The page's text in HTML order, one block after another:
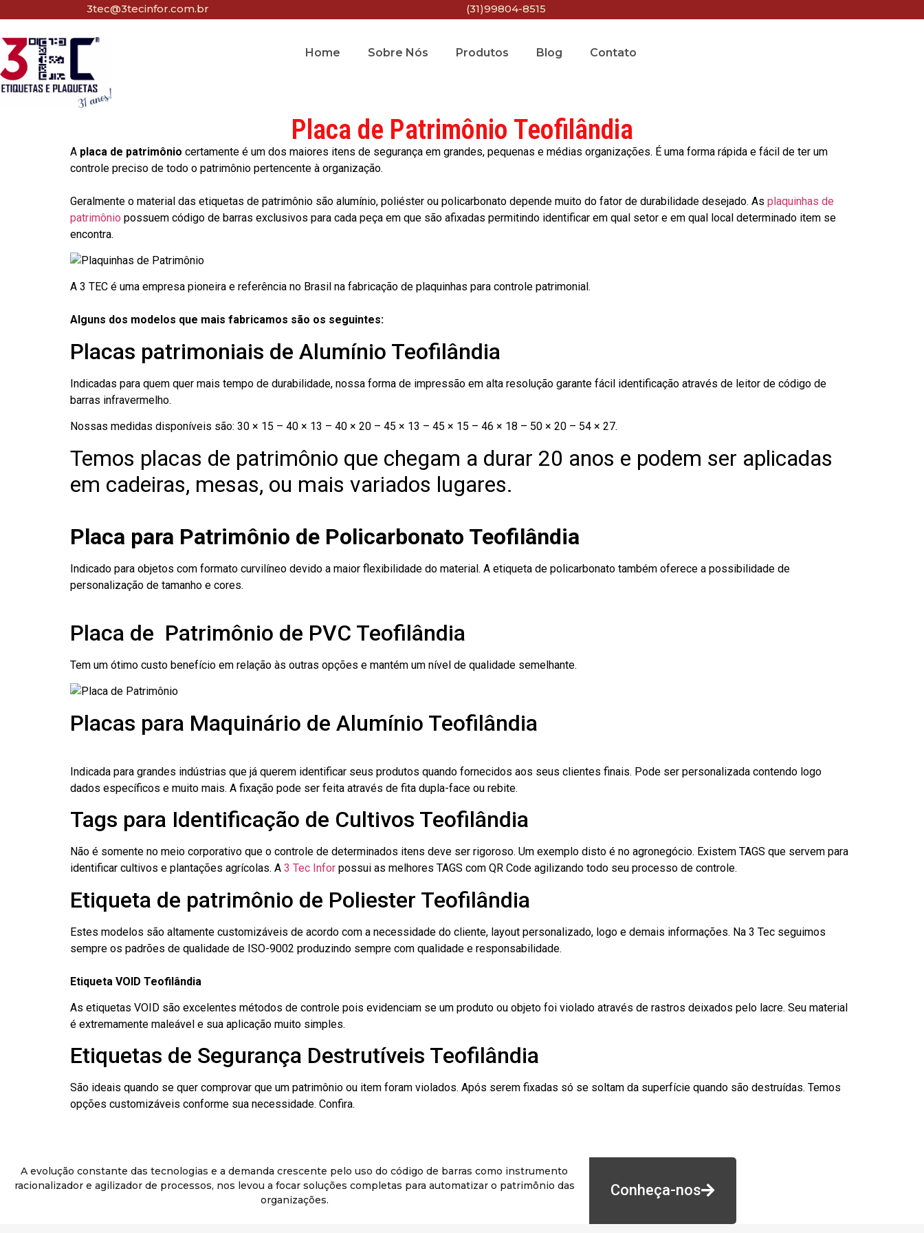
3tec@3tecinfor.com.br (31)99804-8515
Home Sobre Nós Produtos Blog Contato
Placa de Patrimônio Teofilândia
A placa de patrimônio certamente é um dos maiores itens de segurança em grandes, pequenas e médias organizações. É uma forma rápida e fácil de ter um
controle preciso de todo o patrimônio pertencente à organização.
Geralmente o material das etiquetas de patrimônio são alumínio, poliéster ou policarbonato depende muito do fator de durabilidade desejado. As plaquinhas de
patrimônio possuem código de barras exclusivos para cada peça em que são afixadas permitindo identificar em qual setor e em qual local determinado item se
encontra.
A 3 TEC é uma empresa pioneira e referência no Brasil na fabricação de plaquinhas para controle patrimonial.
Alguns dos modelos que mais fabricamos são os seguintes:
Placas patrimoniais de Alumínio Teofilândia
Indicadas para quem quer mais tempo de durabilidade, nossa forma de impressão em alta resolução garante fácil identificação através de leitor de código de
barras infravermelho.
Nossas medidas disponíveis são: 30 × 15 – 40 × 13 – 40 × 20 – 45 × 13 – 45 × 15 – 46 × 18 – 50 × 20 – 54 × 27.
Temos placas de patrimônio que chegam a durar 20 anos e podem ser aplicadas
em cadeiras, mesas, ou mais variados lugares.
Placa para Patrimônio de Policarbonato Teofilândia
Indicado para objetos com formato curvilíneo devido a maior flexibilidade do material. A etiqueta de policarbonato também oferece a possibilidade de
personalização de tamanho e cores.
Placa de Patrimônio de PVC Teofilândia
Tem um ótimo custo benefício em relação às outras opções e mantém um nível de qualidade semelhante.
Placas para Maquinário de Alumínio Teofilândia
Indicada para grandes indústrias que já querem identificar seus produtos quando fornecidos aos seus clientes finais. Pode ser personalizada contendo logo
dados específicos e muito mais. A fixação pode ser feita através de fita dupla-face ou rebite.
Tags para Identificação de Cultivos Teofilândia
Não é somente no meio corporativo que o controle de determinados itens deve ser rigoroso. Um exemplo disto é no agronegócio. Existem TAGS que servem para
identificar cultivos e plantações agrícolas. A 3 Tec Infor possui as melhores TAGS com QR Code agilizando todo seu processo de controle.
Etiqueta de patrimônio de Poliester Teofilândia
Estes modelos são altamente customizáveis de acordo com a necessidade do cliente, layout personalizado, logo e demais informações. Na 3 Tec seguimos
sempre os padrões de qualidade de ISO-9002 produzindo sempre com qualidade e responsabilidade.
Etiqueta VOID Teofilândia
As etiquetas VOID são excelentes métodos de controle pois evidenciam se um produto ou objeto foi violado através de rastros deixados pelo lacre. Seu material
é extremamente maleável e sua aplicação muito simples.
Etiquetas de Segurança Destrutíveis Teofilândia
São ideais quando se quer comprovar que um patrimônio ou item foram violados. Após serem fixadas só se soltam da superfície quando são destruídas. Temos
opções customizáveis conforme sua necessidade. Confira.
A evolução constante das tecnologias e a demanda crescente pelo uso do código de barras como instrumento
racionalizador e agilizador de processos, nos levou a focar soluções completas para automatizar o patrimônio das
organizações.
Conheça-nos